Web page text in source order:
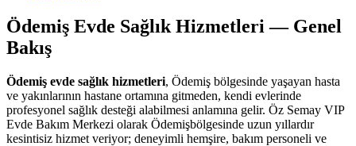
Ödemiş Evde Sağlık Hizmetleri — Genel
Bakış
Ödemiş evde sağlık hizmetleri, Ödemiş bölgesinde yaşayan hasta
ve yakınlarının hastane ortamına gitmeden, kendi evlerinde
profesyonel sağlık desteği alabilmesi anlamına gelir. Öz Semay VIP
Evde Bakım Merkezi olarak Ödemişbölgesinde uzun yıllardır
kesintisiz hizmet veriyor; deneyimli hemşire, bakım personeli ve